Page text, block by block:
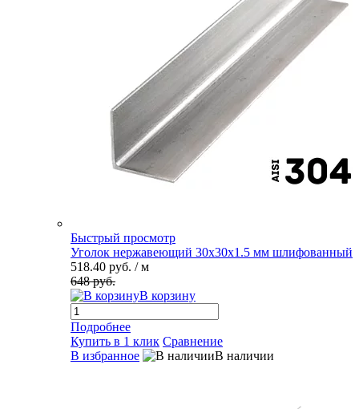
Быстрый просмотр
Уголок нержавеющий 30х30х1.5 мм шлифованный
518.40 руб. / м
648 руб.
В корзину
Подробнее
Купить в 1 клик Сравнение
В избранное
В наличии